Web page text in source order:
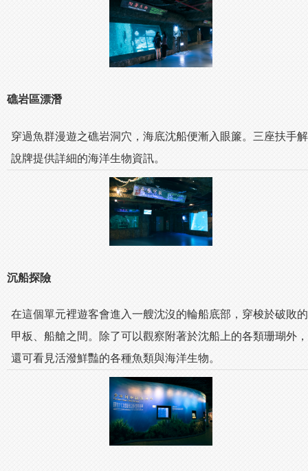
礁岩區漂潛
穿過魚群漫遊之礁岩洞穴，海底沈船便漸入眼簾。三座扶手解
說牌提供詳細的海洋生物資訊。
沉船探險
在這個單元裡遊客會進入一艘沈沒的輪船底部，穿梭於破敗的
甲板、船艙之間。除了可以觀察附著於沈船上的各類珊瑚外，
還可看見活潑鮮豔的各種魚類與海洋生物。